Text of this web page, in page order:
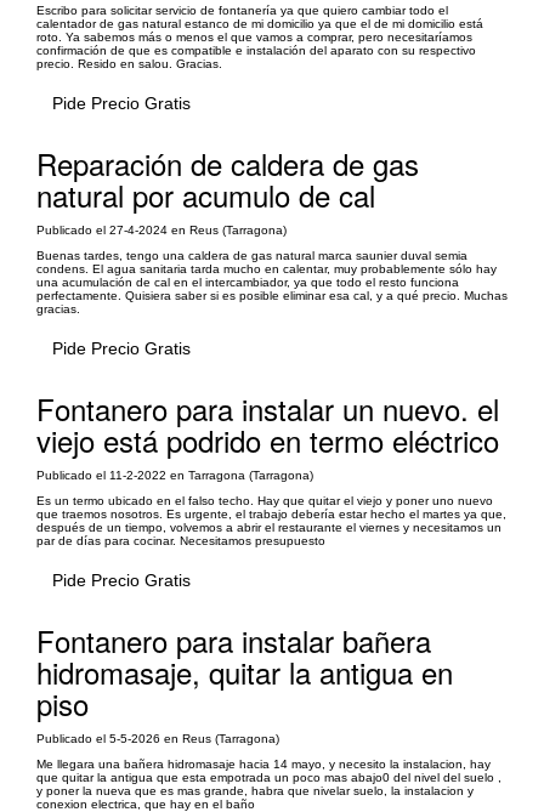
Escribo para solicitar servicio de fontanería ya que quiero cambiar todo el
calentador de gas natural estanco de mi domicilio ya que el de mi domicilio está
roto. Ya sabemos más o menos el que vamos a comprar, pero necesitaríamos
confirmación de que es compatible e instalación del aparato con su respectivo
precio. Resido en salou. Gracias.
Pide Precio Gratis
Reparación de caldera de gas
natural por acumulo de cal
Publicado el 27-4-2024 en Reus (Tarragona)
Buenas tardes, tengo una caldera de gas natural marca saunier duval semia
condens. El agua sanitaria tarda mucho en calentar, muy probablemente sólo hay
una acumulación de cal en el intercambiador, ya que todo el resto funciona
perfectamente. Quisiera saber si es posible eliminar esa cal, y a qué precio. Muchas
gracias.
Pide Precio Gratis
Fontanero para instalar un nuevo. el
viejo está podrido en termo eléctrico
Publicado el 11-2-2022 en Tarragona (Tarragona)
Es un termo ubicado en el falso techo. Hay que quitar el viejo y poner uno nuevo
que traemos nosotros. Es urgente, el trabajo debería estar hecho el martes ya que,
después de un tiempo, volvemos a abrir el restaurante el viernes y necesitamos un
par de días para cocinar. Necesitamos presupuesto
Pide Precio Gratis
Fontanero para instalar bañera
hidromasaje, quitar la antigua en
piso
Publicado el 5-5-2026 en Reus (Tarragona)
Me llegara una bañera hidromasaje hacia 14 mayo, y necesito la instalacion, hay
que quitar la antigua que esta empotrada un poco mas abajo0 del nivel del suelo ,
y poner la nueva que es mas grande, habra que nivelar suelo, la instalacion y
conexion electrica, que hay en el baño